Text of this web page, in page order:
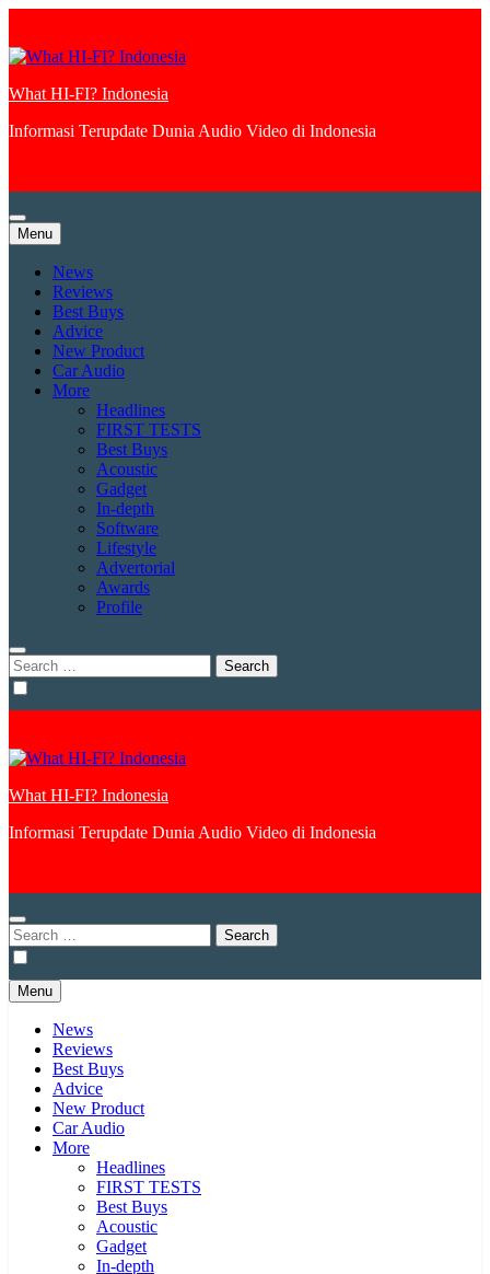
content
What HI-FI? Indonesia
Informasi Terupdate Dunia Audio Video di Indonesia
Menu
News
Reviews
Best Buys
Advice
New Product
Car Audio
More
Headlines
FIRST TESTS
Best Buys
Acoustic
Gadget
In-depth
Software
Lifestyle
Advertorial
Awards
Profile
Search
for:
What HI-FI? Indonesia
Informasi Terupdate Dunia Audio Video di Indonesia
Search
for:
Menu
News
Reviews
Best Buys
Advice
New Product
Car Audio
More
Headlines
FIRST TESTS
Best Buys
Acoustic
Gadget
In-depth